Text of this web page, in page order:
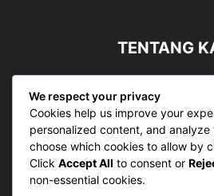
TENTANG
bergerak di ruang jurnalistik,
ruang Publik, Media merupakan
sebagai kemampuan dasar
abad
Hubungi kami:
We respect your privacy
Cookies help us improve your
personalized content, and analyze
choose which cookies to allow by
Click Accept All to consent or
non-essential cookies.